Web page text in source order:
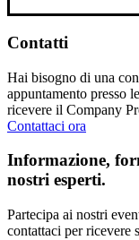
Contatti
Hai bisogno di una
appuntamento presso
ricevere il Company
Contattaci ora
Informazione,
nostri esperti.
Partecipa ai nostri
contattaci per ricevere